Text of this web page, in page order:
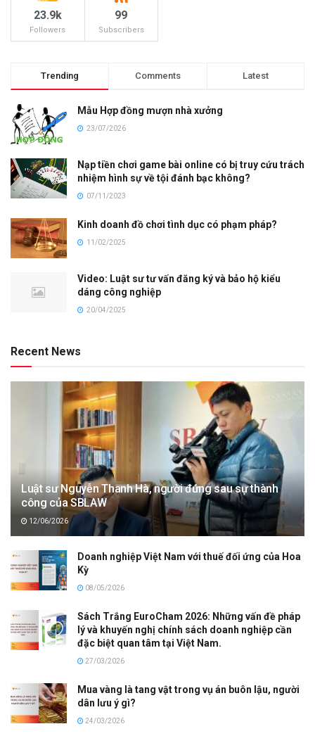
23.9k
Followers
99
Subscribers
Trending Comments Latest
Mẫu Hợp đồng mượn nhà xưởng
23/07/2026
Nạp tiền chơi game bài online có bị truy cứu trách
nhiệm hình sự về tội đánh bạc không?
07/11/2023
Kinh doanh đồ chơi tình dục có phạm pháp?
11/02/2025
Video: Luật sư tư vấn đăng ký và bảo hộ kiểu
dáng công nghiệp
20/04/2025
Recent News
Luật sư Nguyễn Thanh Hà, người đứng sau sự thành
công của SBLAW
12/06/2026
Doanh nghiệp Việt Nam với thuế đối ứng của Hoa
Kỳ
08/05/2026
Sách Trắng EuroCham 2026: Những vấn đề pháp
lý và khuyến nghị chính sách doanh nghiệp cần
đặc biệt quan tâm tại Việt Nam.
27/03/2026
Mua vàng là tang vật trong vụ án buôn lậu, người
dân lưu ý gì?
24/03/2026